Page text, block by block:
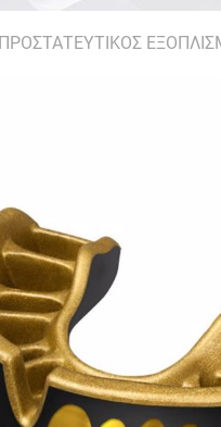
ΠΡΟΣΤΑΤΕΥΤΙΚΟΣ